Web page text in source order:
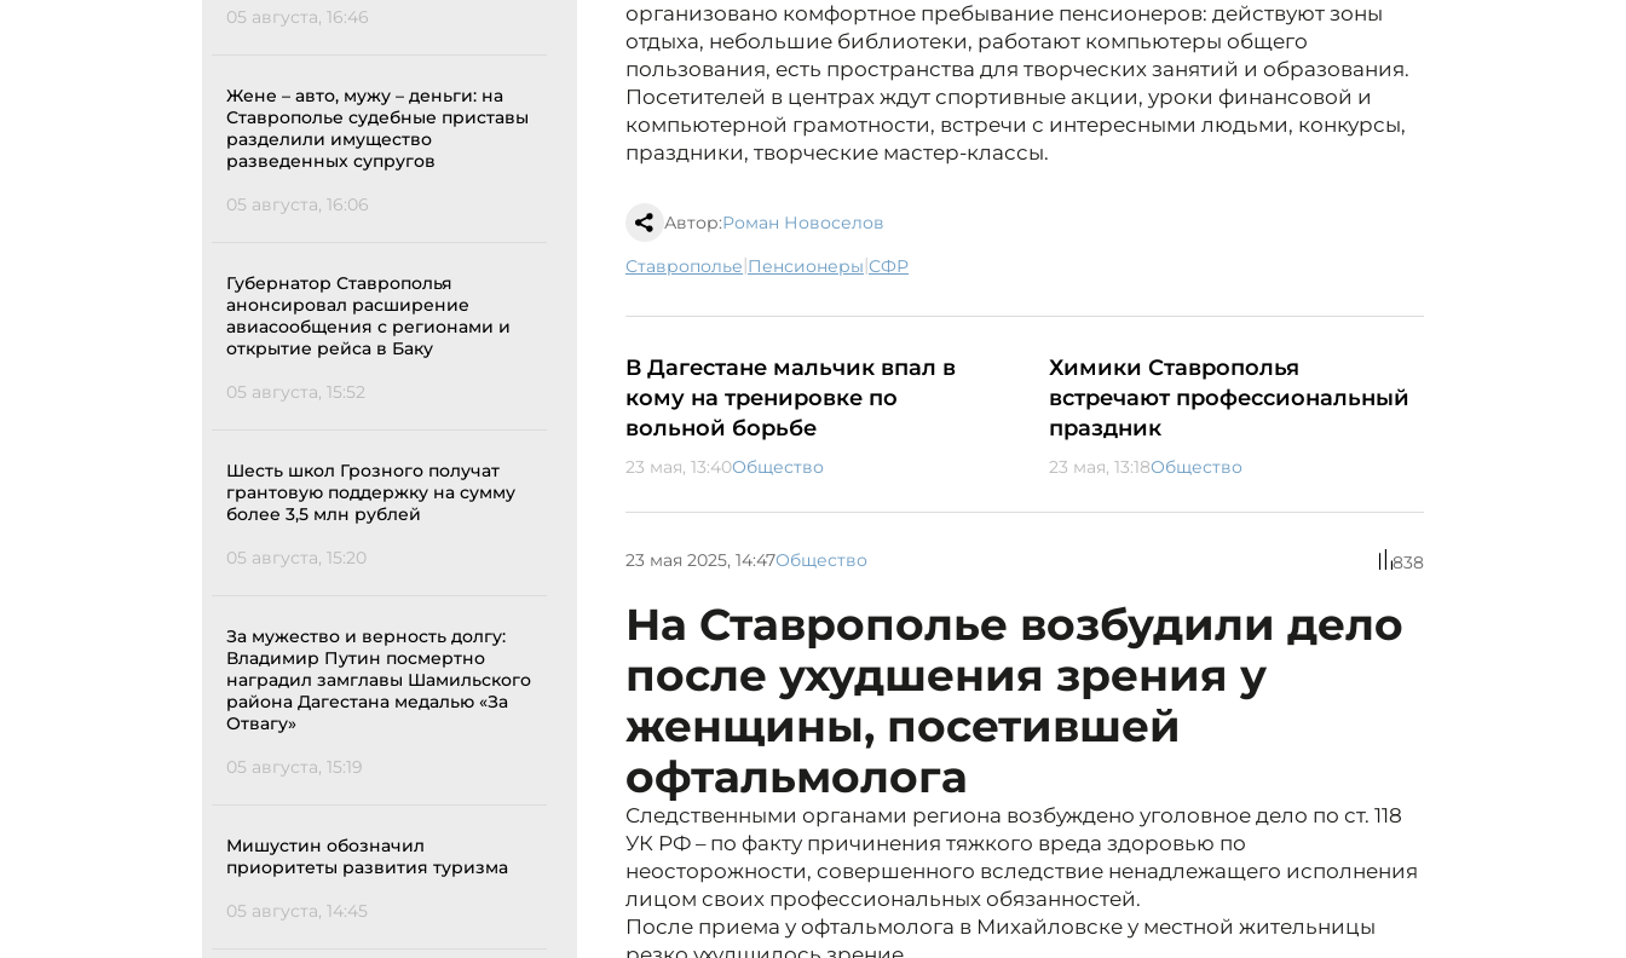
05 августа, 16:46
Жене – авто, мужу – деньги: на
Ставрополье судебные приставы
разделили имущество
разведенных супругов
05 августа, 16:06
Губернатор Ставрополья
анонсировал расширение
авиасообщения с регионами и
открытие рейса в Баку
05 августа, 15:52
Шесть школ Грозного получат
грантовую поддержку на сумму
более 3,5 млн рублей
05 августа, 15:20
За мужество и верность долгу:
Владимир Путин посмертно
наградил замглавы Шамильского
района Дагестана медалью «За
Отвагу»
05 августа, 15:19
Мишустин обозначил
приоритеты развития туризма
05 августа, 14:45
организовано комфортное пребывание пенсионеров: действуют зоны
отдыха, небольшие библиотеки, работают компьютеры общего
пользования, есть пространства для творческих занятий и образования.
Посетителей в центрах ждут спортивные акции, уроки финансовой и
компьютерной грамотности, встречи с интересными людьми, конкурсы,
праздники, творческие мастер-классы.
Автор:Роман Новоселов
Ставрополье| пенсионеры| СФР
В Дагестане мальчик впал в
кому на тренировке по
вольной борьбе
23 мая, 13:40Общество
Химики Ставрополья
встречают профессиональный
праздник
23 мая, 13:18Общество
23 мая 2025, 14:47Общество 838
На Ставрополье возбудили дело
после ухудшения зрения у
женщины, посетившей
офтальмолога
Следственными органами региона возбуждено уголовное дело по ст. 118
УК РФ – по факту причинения тяжкого вреда здоровью по
неосторожности, совершенного вследствие ненадлежащего исполнения
лицом своих профессиональных обязанностей.
После приема у офтальмолога в Михайловске у местной жительницы